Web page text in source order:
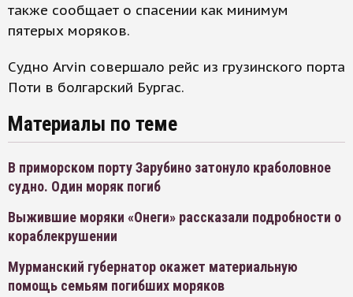
также сообщает о спасении как минимум
пятерых моряков.
Судно Arvin совершало рейс из грузинского порта
Поти в болгарский Бургас.
Материалы по теме
В приморском порту Зарубино затонуло краболовное
судно. Один моряк погиб
Выжившие моряки «Онеги» рассказали подробности о
кораблекрушении
Мурманский губернатор окажет материальную
помощь семьям погибших моряков